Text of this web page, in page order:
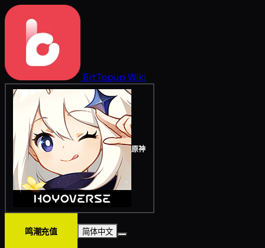
BitTopup Wiki
原神
鸣潮充值 简体中文